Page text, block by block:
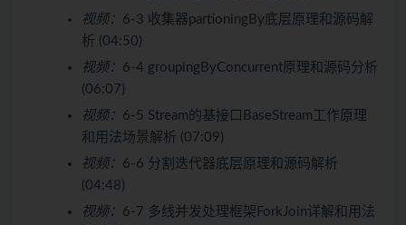
视频： 6-3 收集器partioningBy底层原理和源码解
析 (04:50)
视频： 6-4 groupingByConcurrent原理和源码分析
(06:07)
视频： 6-5 Stream的基接口BaseStream工作原理
和用法场景解析 (07:09)
视频： 6-6 分割迭代器底层原理和源码解析
(04:48)
视频： 6-7 多线并发处理框架ForkJoin详解和用法